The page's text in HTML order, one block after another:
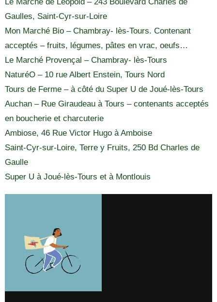
Gaulles, Saint-Cyr-sur-Loire
Mon Marché Bio – Chambray- lès-Tours. Contenant
acceptés – fruits, légumes, pâtes en vrac, oeufs…
Le Marché Provençal – Chambray- lès-Tours
NaturéO – 10 rue Albert Enstein, Tours Nord
Tours de Ferme – à côté du Super U de Joué-lès-Tours
Auchan – Rue Giraudeau à Tours – contenants acceptés
en boucherie et charcuterie
Ambiose, 46 Rue Victor Hugo à Amboise
Saint-Cyr-sur-Loire, Terre y Fruits, 250 Bd Charles de
Gaulle
Super U à Joué-lès-Tours et à Montlouis